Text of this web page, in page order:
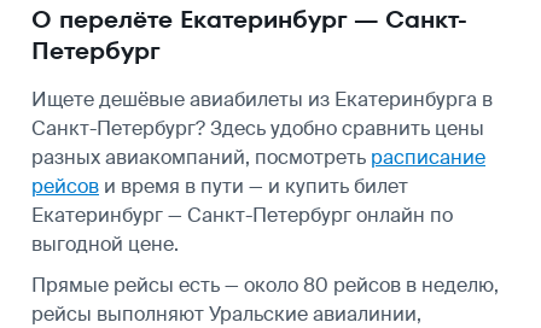
О перелёте Екатеринбург — Санкт-
Петербург
Ищете дешёвые авиабилеты из Екатеринбурга в
Санкт-Петербург? Здесь удобно сравнить цены
разных авиакомпаний, посмотреть расписание
рейсов и время в пути — и купить билет
Екатеринбург — Санкт-Петербург онлайн по
выгодной цене.
Прямые рейсы есть — около 80 рейсов в неделю,
рейсы выполняют Уральские авиалинии,